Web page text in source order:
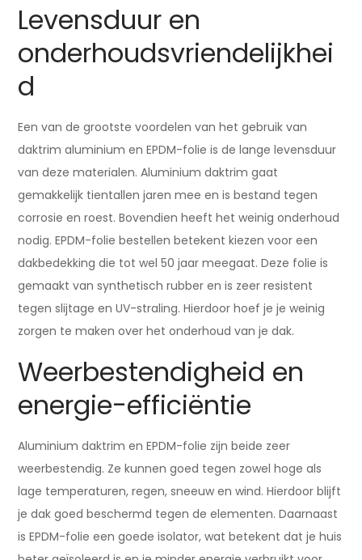
Levensduur en
onderhoudsvriendelijkhei
d
Een van de grootste voordelen van het gebruik van
daktrim aluminium en EPDM-folie is de lange levensduur
van deze materialen. Aluminium daktrim gaat
gemakkelijk tientallen jaren mee en is bestand tegen
corrosie en roest. Bovendien heeft het weinig onderhoud
nodig. EPDM-folie bestellen betekent kiezen voor een
dakbedekking die tot wel 50 jaar meegaat. Deze folie is
gemaakt van synthetisch rubber en is zeer resistent
tegen slijtage en UV-straling. Hierdoor hoef je je weinig
zorgen te maken over het onderhoud van je dak.
Weerbestendigheid en
energie-efficiëntie
Aluminium daktrim en EPDM-folie zijn beide zeer
weerbestendig. Ze kunnen goed tegen zowel hoge als
lage temperaturen, regen, sneeuw en wind. Hierdoor blijft
je dak goed beschermd tegen de elementen. Daarnaast
is EPDM-folie een goede isolator, wat betekent dat je huis